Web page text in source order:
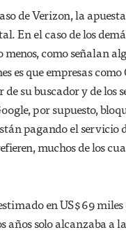
de Verizon, la
En el caso de los
como señalan
es que empresas como
su buscador y de los
por supuesto,
pagando el servicio
muchos de los
en US$69
años solo alcanzaba a